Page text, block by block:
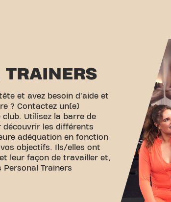
TRAINERS
et avez besoin d'aide et
? Contactez un(e)
club. Utilisez la barre de
découvrir les différents
adéquation en fonction
objectifs. Ils/elles ont
leur façon de travailler et,
Trainers